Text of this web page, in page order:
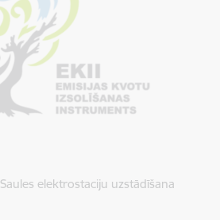
Saules elektrostaciju uzstādīšana